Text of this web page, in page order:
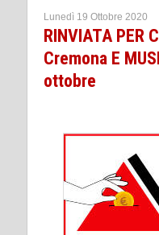
Lunedì 19 Ottobre 2020
RINVIATA PER
Cremona E
ottobre